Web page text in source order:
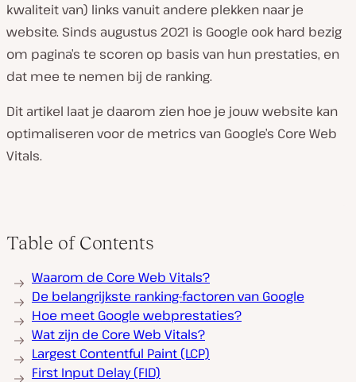
kwaliteit van) links vanuit andere plekken naar je
website. Sinds augustus 2021 is Google ook hard bezig
om pagina’s te scoren op basis van hun prestaties, en
dat mee te nemen bij de ranking.
Dit artikel laat je daarom zien hoe je jouw website kan
optimaliseren voor de metrics van Google’s Core Web
Vitals.
Table of Contents
Waarom de Core Web Vitals?
De belangrijkste ranking-factoren van Google
Hoe meet Google webprestaties?
Wat zijn de Core Web Vitals?
Largest Contentful Paint (LCP)
First Input Delay (FID)